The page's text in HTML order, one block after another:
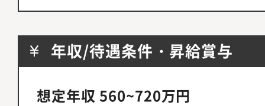
年収/待遇条件・昇給賞与
想定年収 560~720万円